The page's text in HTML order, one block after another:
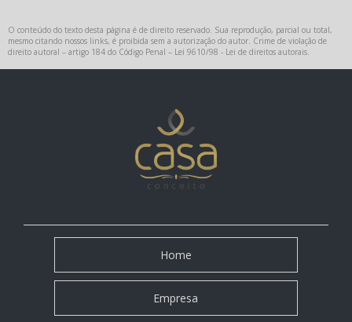
O conteúdo do texto desta página é de direito reservado. Sua reprodução, parcial ou total,
mesmo citando nossos links, é proibida sem a autorização do autor. Crime de violação de
direito autoral – artigo 184 do Código Penal – Lei 9610/98 - Lei de direitos autorais.
Home
Empresa